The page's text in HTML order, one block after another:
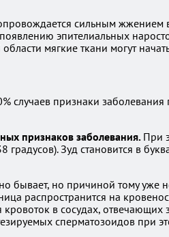
сильным
эпителиальных
мягкие ткани могут
случаев признаки
признаков заболевания. При
Зуд становится в
бывает, но причиной тому
распространится на
в сосудах,
сперматозоидов при